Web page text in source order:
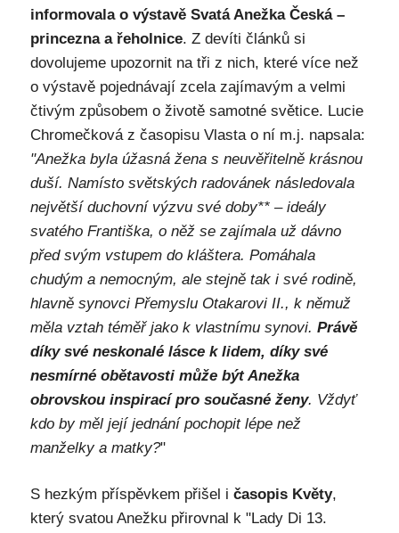
informovala o výstavě Svatá Anežka Česká –
princezna a řeholnice. Z devíti článků si
dovolujeme upozornit na tři z nich, které více než
o výstavě pojednávají zcela zajímavým a velmi
čtivým způsobem o životě samotné světice. Lucie
Chromečková z časopisu Vlasta o ní m.j. napsala:
"Anežka byla úžasná žena s neuvěřitelně krásnou
duší. Namísto světských radovánek následovala
největší duchovní výzvu své doby** – ideály
svatého Františka, o něž se zajímala už dávno
před svým vstupem do kláštera. Pomáhala
chudým a nemocným, ale stejně tak i své rodině,
hlavně synovci Přemyslu Otakarovi II., k němuž
měla vztah téměř jako k vlastnímu synovi. Právě
díky své neskonalé lásce k lidem, díky své
nesmírné obětavosti může být Anežka
obrovskou inspirací pro současné ženy. Vždyť
kdo by měl její jednání pochopit lépe než
manželky a matky?"
S hezkým příspěvkem přišel i časopis Květy,
který svatou Anežku přirovnal k "Lady Di 13.